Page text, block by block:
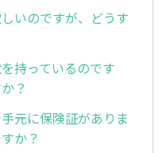
いのですが、どうす
持っているのです
？
元に保険証がありま
か？